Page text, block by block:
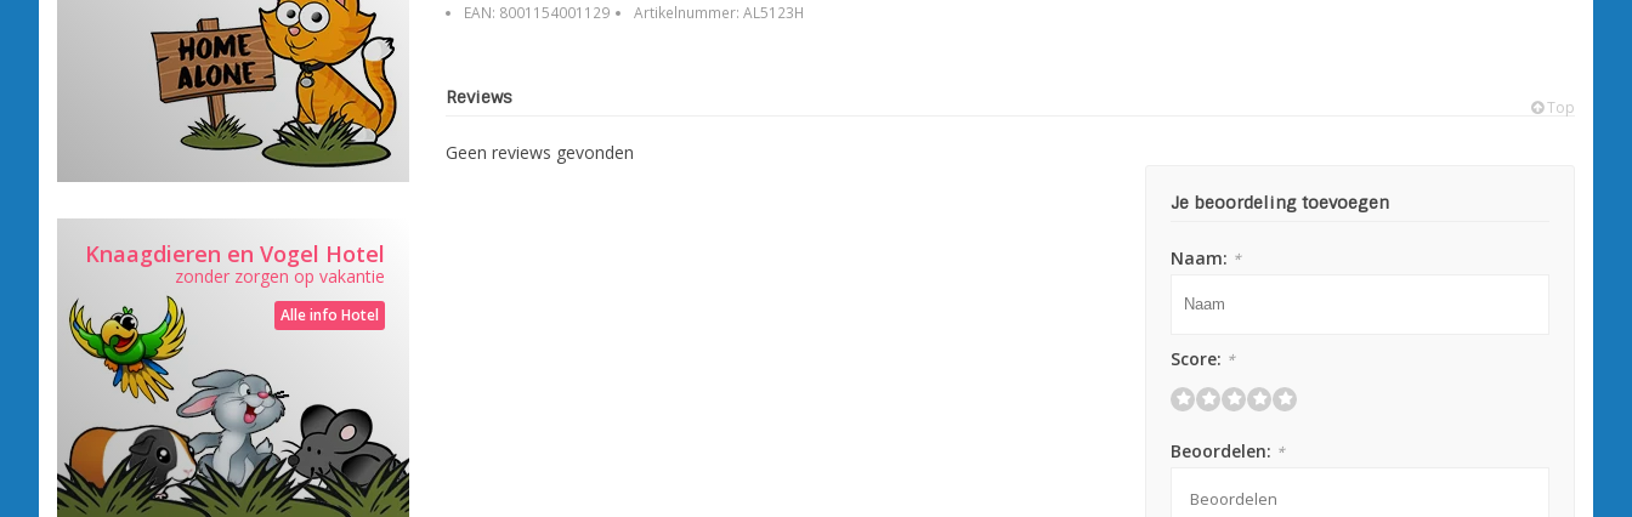
Knaagdieren en Vogel Hotel
zonder zorgen op vakantie
Alle info Hotel
EAN: 8001154001129 Artikelnummer: AL5123H
Reviews Top
Geen reviews gevonden
Je beoordeling toevoegen
Naam: *
Score: *
Beoordelen: *